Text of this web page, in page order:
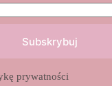
Subskrybuj
prywatności